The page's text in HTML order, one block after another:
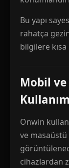
Bu yapı
rahatça
bilgilere
Mobil
Kullanım
Onwin
ve
cihazlardan